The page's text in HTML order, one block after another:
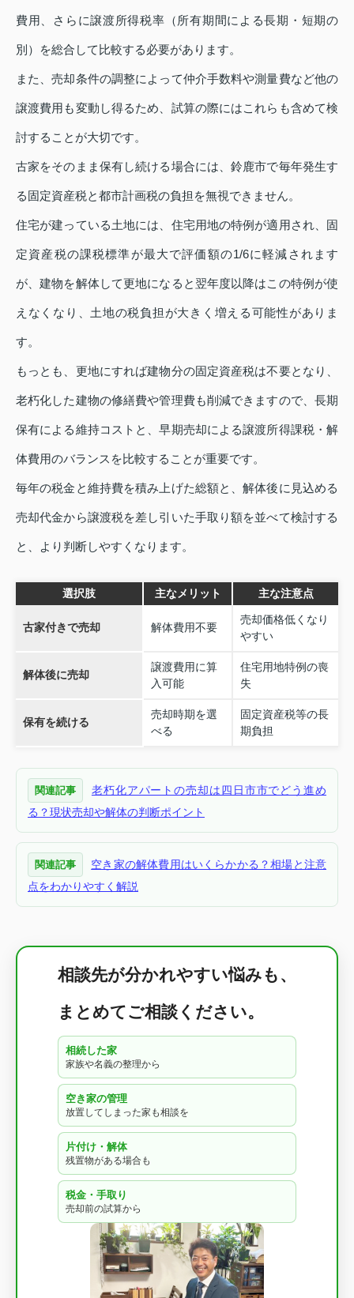
費用、さらに譲渡所得税率（所有期間による長期・短期の
別）を総合して比較する必要があります。
また、売却条件の調整によって仲介手数料や測量費など他の
譲渡費用も変動し得るため、試算の際にはこれらも含めて検
討することが大切です。
古家をそのまま保有し続ける場合には、鈴鹿市で毎年発生す
る固定資産税と都市計画税の負担を無視できません。
住宅が建っている土地には、住宅用地の特例が適用され、固
定資産税の課税標準が最大で評価額の1/6に軽減されます
が、建物を解体して更地になると翌年度以降はこの特例が使
えなくなり、土地の税負担が大きく増える可能性がありま
す。
もっとも、更地にすれば建物分の固定資産税は不要となり、
老朽化した建物の修繕費や管理費も削減できますので、長期
保有による維持コストと、早期売却による譲渡所得課税・解
体費用のバランスを比較することが重要です。
毎年の税金と維持費を積み上げた総額と、解体後に見込める
売却代金から譲渡税を差し引いた手取り額を並べて検討する
と、より判断しやすくなります。
選択肢 主なメリット 主な注意点
古家付きで売却 解体費用不要
売却価格低くなり
やすい
解体後に売却
譲渡費用に算
入可能
住宅用地特例の喪
失
保有を続ける
売却時期を選
べる
固定資産税等の長
期負担
関連記事
老朽化アパートの売却は四日市市でどう進め
る？現状売却や解体の判断ポイント
関連記事
空き家の解体費用はいくらかかる？相場と注意
点をわかりやすく解説
相談先が分かれやすい悩みも、
まとめてご相談ください。
相続した家
家族や名義の整理から
空き家の管理
放置してしまった家も相談を
片付け・解体
残置物がある場合も
税金・手取り
売却前の試算から